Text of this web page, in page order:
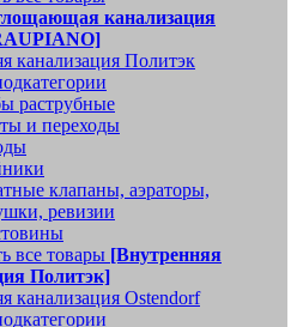
канализация
канализация Политэк
раструбные
и переходы
клапаны, аэраторы,
ревизии
все товары [Внутренняя
Политэк]
канализация Ostendorf